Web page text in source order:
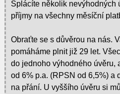
Splácíte několik nevýhodných
příjmy na všechny měsíční
Obraťte se s důvěrou na nás.
pomáháme plnit již 29 let.
do jednoho výhodného úvěru,
od 6% p.a. (RPSN od 6,5%) a
na přání. U vyššího úvěru si